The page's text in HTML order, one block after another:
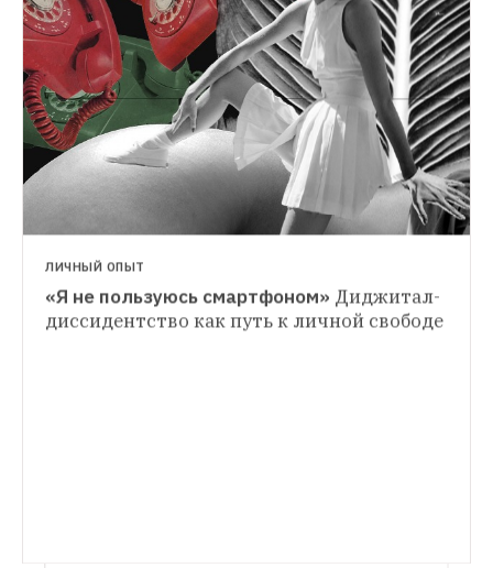
НОВОСТИ
Обновленный «бананофон» из «Матрицы»
Телефон под брендом Nokia появится в
продаже в мае
НОВОСТИ
Сотрудникам Минобороны выдали
криптотелефоны за 115 тысяч рублей
Устройства изготавливают вручную
ограниченным выпуском
ЛИЧНЫЙ ОПЫТ
«Я не пользуюсь смартфоном» Диджитал-
диссидентство как путь к личной свободе